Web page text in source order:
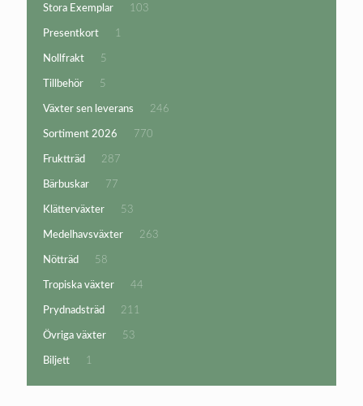
Stora Exemplar 103
Presentkort
1
Nollfrakt
5
Tillbehör
5
Växter sen leverans
246
Sortiment 2026
770
Fruktträd
287
Bärbuskar
77
Klätterväxter
53
Medelhavsväxter
263
Nötträd
58
Tropiska växter
44
Prydnadsträd
211
Övriga växter
53
Biljett
1